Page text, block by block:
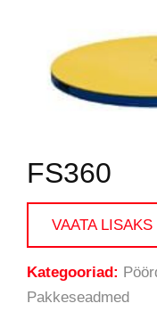
FS360
VAATA
Kategooriad:
Pakkeseadmed